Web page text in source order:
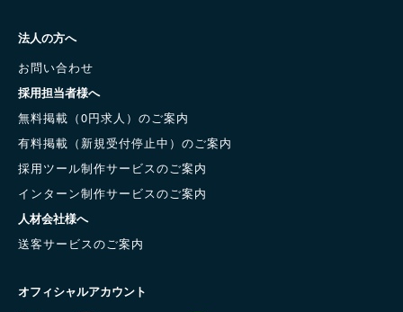
法人の方へ
お問い合わせ
採用担当者様へ
無料掲載（0円求人）のご案内
有料掲載（新規受付停止中）のご案内
採用ツール制作サービスのご案内
インターン制作サービスのご案内
人材会社様へ
送客サービスのご案内
オフィシャルアカウント